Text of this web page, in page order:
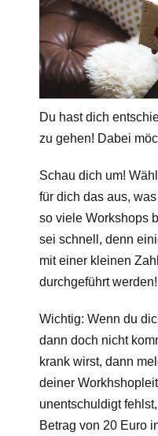
Du hast dich
zu gehen! Dabei
Schau dich um!
für dich das aus,
so viele Workshops
sei schnell, denn
mit einer kleinen
durchgeführt werden!
Wichtig: Wenn du
dann doch nicht
krank wirst, dann
deiner
unentschuldigt
Betrag von 20 Euro